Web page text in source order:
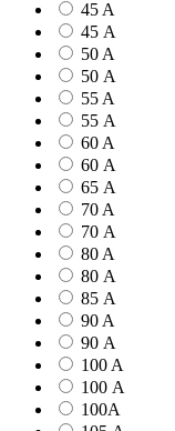
45 A
45 А
50 A
50 А
55 A
55 А
60 A
60 А
65 А
70 A
70 А
80 A
80 А
85 А
90 A
90 А
100 A
100 А
100А